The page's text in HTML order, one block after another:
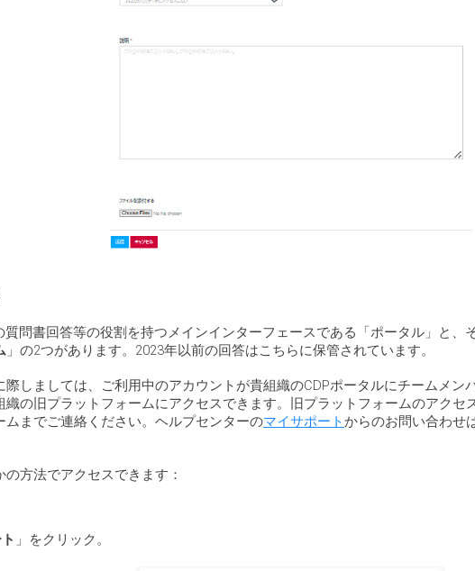
問書回答等の役割を持つメインインターフェースである「ポータル」と
」の2つがあります。2023年以前の回答はこちらに保管されています。
際しましては、ご利用中のアカウントが貴組織のCDPポータルにチームメ
織の旧プラットフォームにアクセスできます。旧プラットフォームのアク
ムまでご連絡ください。ヘルプセンターのマイサポートからのお問い合わせ
方法でアクセスできます：
」をクリック。